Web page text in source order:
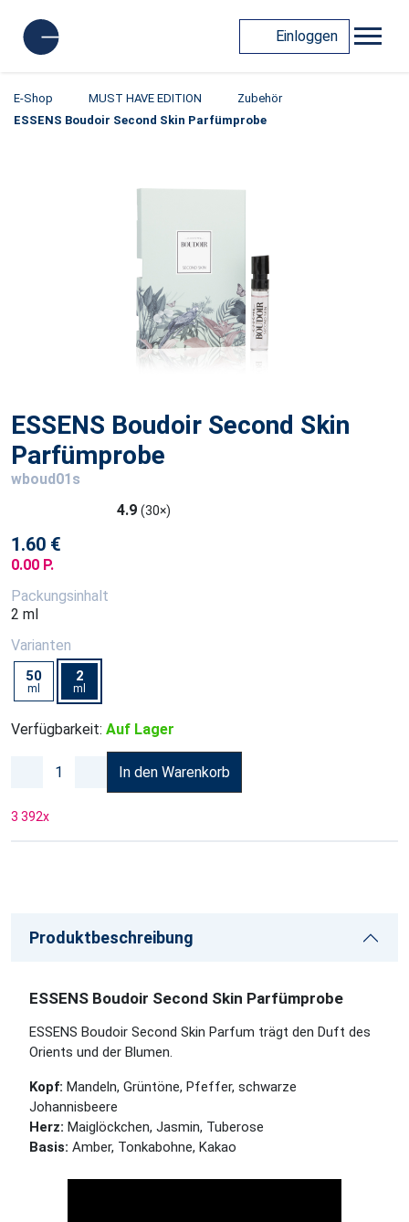
Einloggen
E-Shop MUST HAVE EDITION
Zubehör
ESSENS Boudoir Second Skin Parfümprobe
ESSENS Boudoir Second Skin
Parfümprobe
wboud01s
4.9 (30×)
1.60 €
0.00 P.
Packungsinhalt
2 ml
Varianten
50
ml
2
ml
Verfügbarkeit: Auf Lager
In den Warenkorb
3 392x
Produktbeschreibung
ESSENS Boudoir Second Skin Parfümprobe
ESSENS Boudoir Second Skin Parfum trägt den Duft des
Orients und der Blumen.
Kopf: Mandeln, Grüntöne, Pfeffer, schwarze
Johannisbeere
Herz: Maiglöckchen, Jasmin, Tuberose
Basis: Amber, Tonkabohne, Kakao